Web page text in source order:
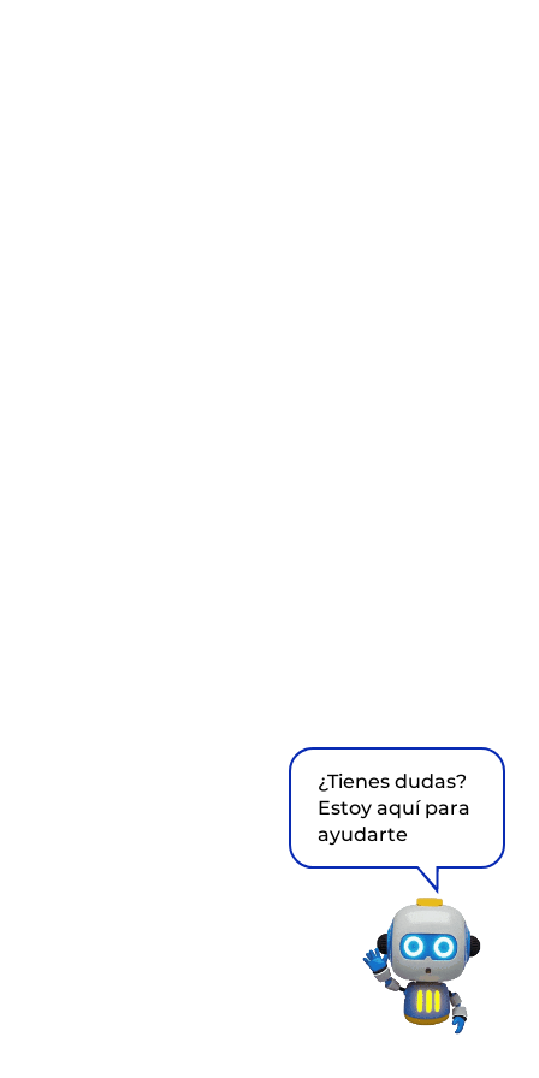
¿Tienes dudas?
Estoy aquí para
ayudarte